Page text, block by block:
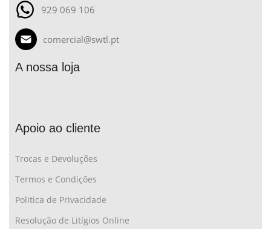
929 069 106
comercial@swtl.pt
A nossa loja
Apoio ao cliente
Trocas e Devoluções
Termos e Condições
Politica de Privacidade
Resolução de Litígios Online